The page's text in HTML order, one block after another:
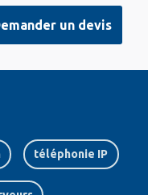
un devis
téléphonie IP